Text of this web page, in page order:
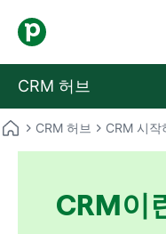
CRM 허브
CRM 허브 CRM 시작
CRM이